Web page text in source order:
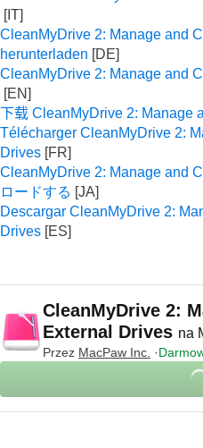
CleanMyDrive 2: Manage and
herunterladen
CleanMyDrive 2: Manage and
下载 CleanMyDrive 2: Manage
Télécharger CleanMyDrive 2:
Drives
CleanMyDrive 2: Manage and
ロードする
Descargar CleanMyDrive 2:
Drives
CleanMyDrive 2:
External Drives na
Przez MacPaw Inc.